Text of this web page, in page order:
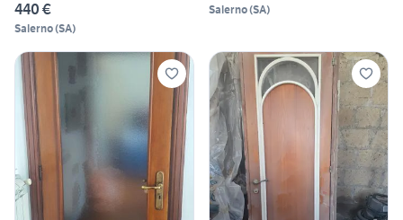
440 €
Salerno(SA)
Salerno(SA)